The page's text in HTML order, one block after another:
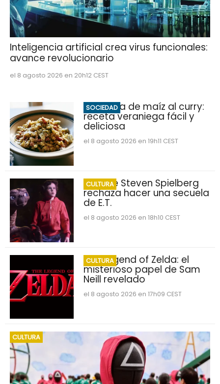
Inteligencia artificial crea virus funcionales:
avance revolucionario
el 8 agosto 2026 en 20h12 CEST
SOCIEDAD
Ensalada de maíz al curry:
receta veraniega fácil y
deliciosa
el 8 agosto 2026 en 19h11 CEST
CULTURA
Por qué Steven Spielberg
rechaza hacer una secuela
de E.T.
el 8 agosto 2026 en 18h10 CEST
CULTURA
The Legend of Zelda: el
misterioso papel de Sam
Neill revelado
el 8 agosto 2026 en 17h09 CEST
CULTURA